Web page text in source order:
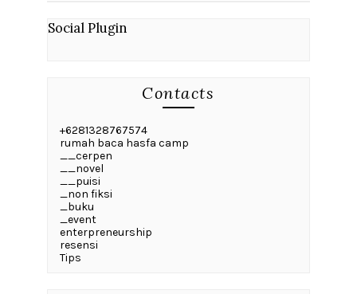
Social Plugin
Contacts
+6281328767574
rumah baca hasfa camp
__cerpen
__novel
__puisi
_non fiksi
_buku
_event
enterpreneurship
resensi
Tips